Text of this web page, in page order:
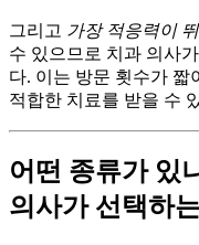
그리고 가장 적응력이
수 있으므로 치과 의사
다. 이는 방문 횟수가 짧
적합한 치료를 받을 수
어떤 종류가 있
의사가 선택하